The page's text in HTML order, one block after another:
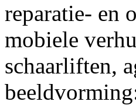
reparatie- en
mobiele
schaarliften,